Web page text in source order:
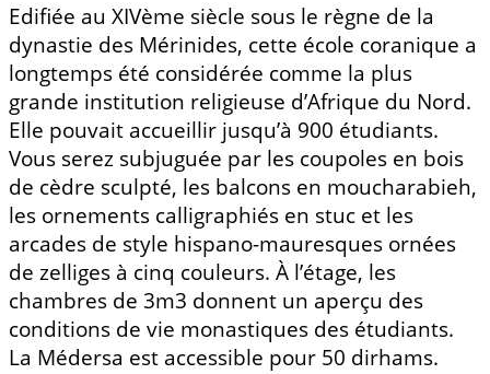
Edifiée au XIVème siècle sous le règne de la
dynastie des Mérinides, cette école coranique a
longtemps été considérée comme la plus
grande institution religieuse d’Afrique du Nord.
Elle pouvait accueillir jusqu’à 900 étudiants.
Vous serez subjuguée par les coupoles en bois
de cèdre sculpté, les balcons en moucharabieh,
les ornements calligraphiés en stuc et les
arcades de style hispano-mauresques ornées
de zelliges à cinq couleurs. À l’étage, les
chambres de 3m3 donnent un aperçu des
conditions de vie monastiques des étudiants.
La Médersa est accessible pour 50 dirhams.